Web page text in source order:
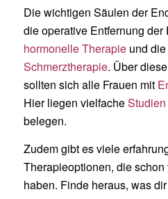
Die wichtigen Säulen der
die operative Entfernung
hormonelle Therapieund die
Schmerztherapie. Über
sollten sich alle Frauen mit
Hier liegen vielfacheStudien
belegen.
Zudem gibt es viele
Therapieoptionen, die
haben. Finde heraus, was